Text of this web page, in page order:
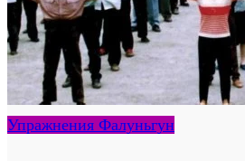
Упражнения Фалуньгун